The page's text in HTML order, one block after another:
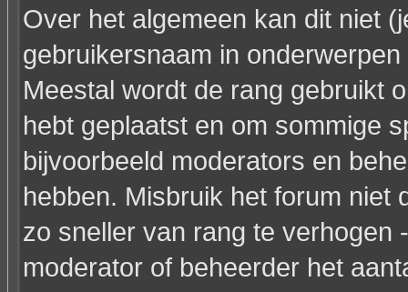
Over het algemeen kan dit niet
gebruikersnaam in
Meestal wordt de rang gebruikt
hebt geplaatst en om sommige
bijvoorbeeld moderators en
hebben. Misbruik het forum niet
zo sneller van rang te verhogen
moderator of beheerder het